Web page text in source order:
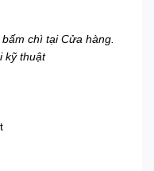
chì tại Cửa hàng.
kỹ thuật